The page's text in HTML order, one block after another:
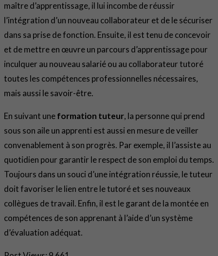
maître d’apprentissage, il lui incombe de réussir
l’intégration d’un nouveau collaborateur et de le sécuriser
dans sa prise de fonction. Ensuite, il est tenu de concevoir
et de mettre en œuvre un parcours d’apprentissage pour
inculquer au nouveau salarié ou au collaborateur tutoré
toutes les compétences professionnelles nécessaires,
mais aussi le savoir-être.
En suivant uneformation tuteur, la personne qui prend
sous son aile un apprenti est aussi en mesure de veiller
convenablement à son progrès. Par exemple, il l’assiste au
quotidien pour garantir le respect de son emploi du temps.
Toujours dans un souci d’une intégration réussie, le tuteur
doit favoriser le lien entre le tutoré et ses nouveaux
collègues de travail. Enfin, il est le garant de la montée en
compétences de son apprenant à l’aide d’un système
d’évaluation adéquat.